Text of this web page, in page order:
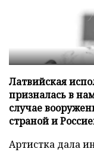
Латвийская
призналась в
случае
страной и
Артистка дала